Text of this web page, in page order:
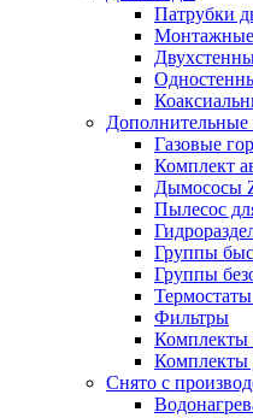
Патрубки
Газовые
Комплект
Дымососы
Пылесос
Группы
Группы
Фильтры
Комплекты
Комплекты
Снято с